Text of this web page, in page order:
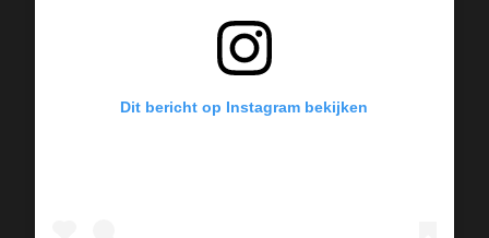
Dit bericht op Instagram bekijken